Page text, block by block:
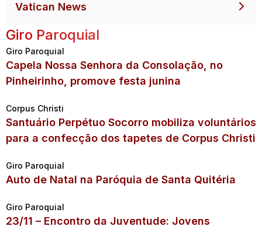
Vatican News
Giro Paroquial
Giro Paroquial
Capela Nossa Senhora da Consolação, no
Pinheirinho, promove festa junina
Corpus Christi
Santuário Perpétuo Socorro mobiliza voluntários
para a confecção dos tapetes de Corpus Christi
Giro Paroquial
Auto de Natal na Paróquia de Santa Quitéria
Giro Paroquial
23/11 – Encontro da Juventude: Jovens